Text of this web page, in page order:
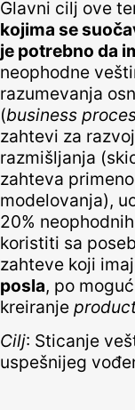
Glavni cilj ove
kojima se
je potrebno da
neophodne
razumevanja
(business
zahtevi za
razmišljanja
zahteva
modelovanja),
20%
koristiti sa
zahteve koji
posla, po
kreiranje
Cilj: Sticanje
uspešnijeg